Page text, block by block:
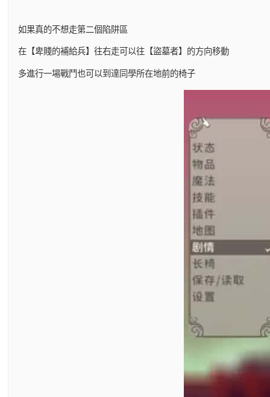
如果真的不想走第二個陷阱區
在【卑賤的補給兵】往右走可以往【盜墓者】的方向移動
多進行一場戰鬥也可以到達同學所在地前的椅子